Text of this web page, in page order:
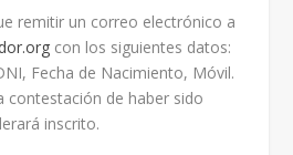
remitir un correo electrónico a
con los siguientes datos:
Fecha de Nacimiento, Móvil.
contestación de haber sido
inscrito.